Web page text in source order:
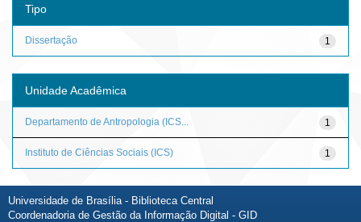
Tipo
1
Dissertação
Unidade Acadêmica
1
Departamento de Antropologia (ICS...
1
Instituto de Ciências Sociais (ICS)
Universidade de Brasília - Biblioteca Central
Coordenadoria de Gestão da Informação Digital - GID